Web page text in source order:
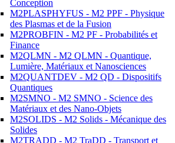
Conception
M2PLASPHYFUS - M2 PPF - Physique
des Plasmas et de la Fusion
M2PROBFIN - M2 PF - Probabilités et
Finance
M2QLMN - M2 QLMN - Quantique,
Lumière, Matériaux et Nanosciences
M2QUANTDEV - M2 QD - Dispositifs
Quantiques
M2SMNO - M2 SMNO - Science des
Matériaux et des Nano-Objets
M2SOLIDS - M2 Solids - Mécanique des
Solides
M2TRADD - M2 TraDD - Transport et